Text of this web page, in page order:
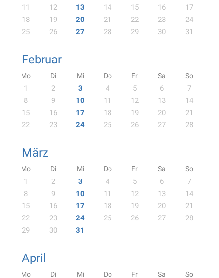
11
12 13 14 15 16
17
18
19 20 21 22 23
24
25
26 27 28 29 30 31
Februar
Mo Di Mi Do Fr Sa So
1 2 3 4 5 6
7
8
9 10 11 12 13
14
15
16 17 18 19 20
21
22
23 24 25 26 27 28
März
Mo Di Mi Do Fr Sa So
1 2 3 4 5 6
7
8
9 10 11 12 13
14
15
16 17 18 19 20
21
22
23 24 25 26 27
28
29
30 31
April
Mo Di Mi Do Fr Sa So